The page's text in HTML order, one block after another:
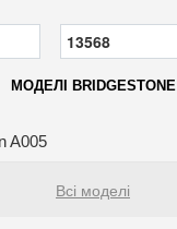
МОДЕЛІ BRIDGESTONE
A005
Всі моделі